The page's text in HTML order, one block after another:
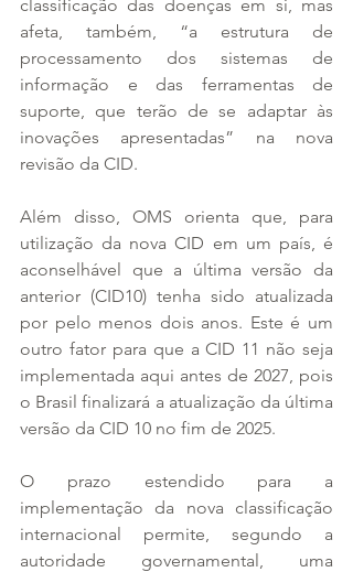
classificação das doenças em si, mas
afeta, também, “a estrutura de
processamento dos sistemas de
informação e das ferramentas de
suporte, que terão de se adaptar às
inovações apresentadas” na nova
revisão da CID.
Além disso, OMS orienta que, para
utilização da nova CID em um país, é
aconselhável que a última versão da
anterior (CID10) tenha sido atualizada
por pelo menos dois anos. Este é um
outro fator para que a CID 11 não seja
implementada aqui antes de 2027, pois
o Brasil finalizará a atualização da última
versão da CID 10 no fim de 2025.
O prazo estendido para a
implementação da nova classificação
internacional permite, segundo a
autoridade governamental, uma